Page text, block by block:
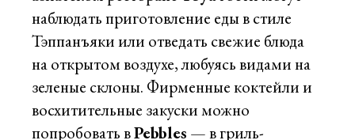
наблюдать приготовление еды в стиле
Тэппанъяки или отведать свежие блюда
на открытом воздухе, любуясь видами на
зеленые склоны. Фирменные коктейли и
восхитительные закуски можно
попробовать вPebbles — в гриль-